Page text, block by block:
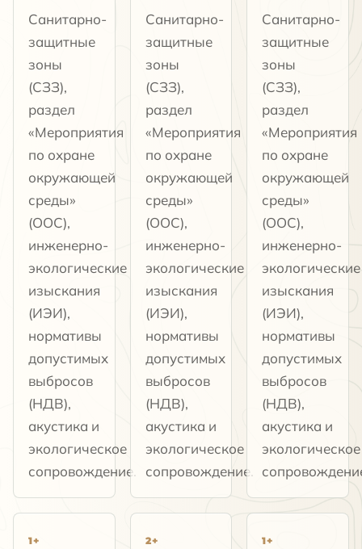
Санитарно-
защитные
зоны
(СЗЗ),
раздел
«Мероприятия
по охране
окружающей
среды»
(ООС),
инженерно-
экологические
изыскания
(ИЭИ),
нормативы
допустимых
выбросов
(НДВ),
акустика и
экологическое
сопровождение.
Санитарно-
защитные
зоны
(СЗЗ),
раздел
«Мероприятия
по охране
окружающей
среды»
(ООС),
инженерно-
экологические
изыскания
(ИЭИ),
нормативы
допустимых
выбросов
(НДВ),
акустика и
экологическое
сопровождение.
Санитарно-
защитные
зоны
(СЗЗ),
раздел
«Мероприятия
по охране
окружающей
среды»
(ООС),
инженерно-
экологические
изыскания
(ИЭИ),
нормативы
допустимых
выбросов
(НДВ),
акустика и
экологическое
1+
2+
1+